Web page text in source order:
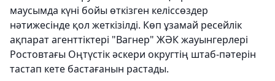
маусымда күні бойы өткізген келіссөздер
нәтижесінде қол жеткізілді. Көп ұзамай ресейлік
ақпарат агенттіктері "Вагнер" ЖӘК жауынгерлері
Ростовтағы Оңтүстік әскери округтің штаб-пәтерін
тастап кете бастағанын растады.